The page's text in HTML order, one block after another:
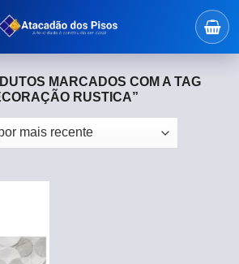
MARCADOS COM A TAG
RUSTICA”